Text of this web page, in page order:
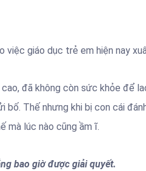
việc giáo dục trẻ em hiện nay
đã không còn sức khỏe để
bố. Thế nhưng khi bị con cái
mà lúc nào cũng ầm ĩ.
bao giờ được giải quyết.